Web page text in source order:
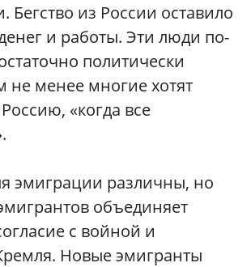
Бегство из России оставило
и работы. Эти люди по-
политически
не менее многие хотят
«когда все
эмиграции различны, но
объединяет
с войной и
Новые эмигранты